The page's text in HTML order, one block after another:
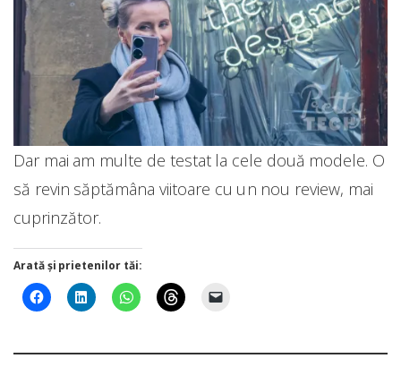
Dar mai am multe de testat la cele două modele. O
să revin săptămâna viitoare cu un nou review, mai
cuprinzător.
Arată și prietenilor tăi: